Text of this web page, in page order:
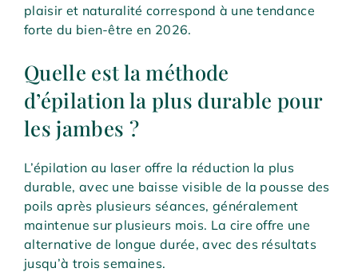
plaisir et naturalité correspond à une tendance
forte du bien-être en 2026.
Quelle est la méthode
d’épilation la plus durable pour
les jambes ?
L’épilation au laser offre la réduction la plus
durable, avec une baisse visible de la pousse des
poils après plusieurs séances, généralement
maintenue sur plusieurs mois. La cire offre une
alternative de longue durée, avec des résultats
jusqu’à trois semaines.